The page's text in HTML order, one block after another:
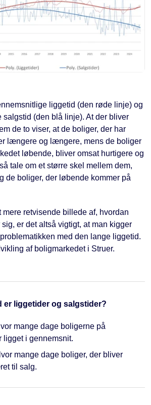
liggetid (den røde linje) og
salgstid (den blå linje). At der bliver
de to viser, at de boliger, der har
længere og længere, mens de boliger
løbende, bliver omsat hurtigere og
tale om et større skel mellem dem,
de boliger, der løbende kommer på
mere retvisende billede af, hvordan
er det altså vigtigt, at man kigger
med den lange liggetid.
af boligmarkedet i Struer.
er liggetider og salgstider?
mange dage boligerne på
ligget i gennemsnit.
mange dage boliger, der bliver
til salg.